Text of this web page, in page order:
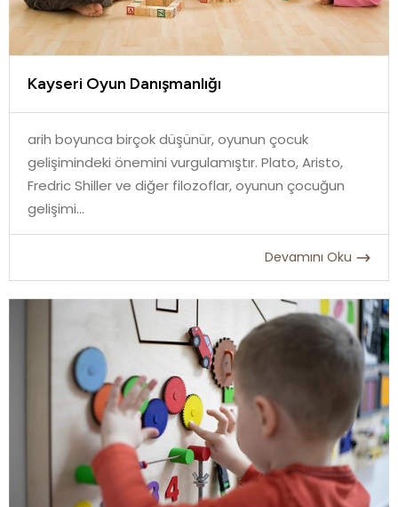
Kayseri Oyun Danışmanlığı
arih boyunca birçok düşünür, oyunun çocuk
gelişimindeki önemini vurgulamıştır. Plato, Aristo,
Fredric Shiller ve diğer filozoflar, oyunun çocuğun
gelişimi...
Devamını Oku